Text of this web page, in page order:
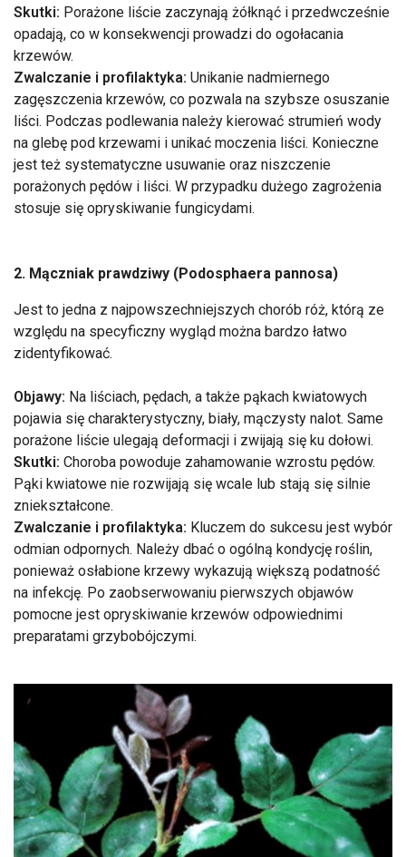
Skutki: Porażone liście zaczynają żółknąć i przedwcześnie
opadają, co w konsekwencji prowadzi do ogołacania
krzewów.
Zwalczanie i profilaktyka: Unikanie nadmiernego
zagęszczenia krzewów, co pozwala na szybsze osuszanie
liści. Podczas podlewania należy kierować strumień wody
na glebę pod krzewami i unikać moczenia liści. Konieczne
jest też systematyczne usuwanie oraz niszczenie
porażonych pędów i liści. W przypadku dużego zagrożenia
stosuje się opryskiwanie fungicydami.
2. Mączniak prawdziwy (Podosphaera pannosa)
Jest to jedna z najpowszechniejszych chorób róż, którą ze
względu na specyficzny wygląd można bardzo łatwo
zidentyfikować.
Objawy: Na liściach, pędach, a także pąkach kwiatowych
pojawia się charakterystyczny, biały, mączysty nalot. Same
porażone liście ulegają deformacji i zwijają się ku dołowi.
Skutki: Choroba powoduje zahamowanie wzrostu pędów.
Pąki kwiatowe nie rozwijają się wcale lub stają się silnie
zniekształcone.
Zwalczanie i profilaktyka: Kluczem do sukcesu jest wybór
odmian odpornych. Należy dbać o ogólną kondycję roślin,
ponieważ osłabione krzewy wykazują większą podatność
na infekcję. Po zaobserwowaniu pierwszych objawów
pomocne jest opryskiwanie krzewów odpowiednimi
preparatami grzybobójczymi.